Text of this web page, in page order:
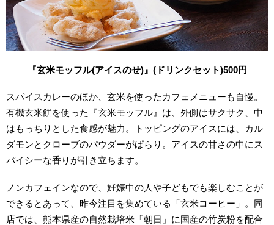
『玄米モッフル(アイスのせ)』(ドリンクセット)500円
スパイスカレーのほか、玄米を使ったカフェメニューも自慢。
有機玄米餅を使った『玄米モッフル』は、外側はサクサク、中
はもっちりとした食感が魅力。トッピングのアイスには、カル
ダモンとクローブのパウダーがぱらり。アイスの甘さの中にス
パイシーな香りが引き立ちます。
ノンカフェインなので、妊娠中の人や子どもでも楽しむことが
できるとあって、昨今注目を集めている「玄米コーヒー」。同
店では、熊本県産の自然栽培米「朝日」に国産の竹炭粉を配合